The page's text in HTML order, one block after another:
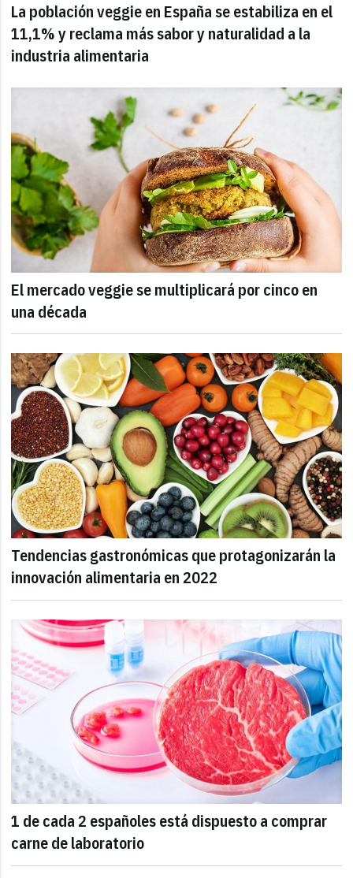
La población veggie en España se estabiliza en el
11,1% y reclama más sabor y naturalidad a la
industria alimentaria
El mercado veggie se multiplicará por cinco en
una década
Tendencias gastronómicas que protagonizarán la
innovación alimentaria en 2022
1 de cada 2 españoles está dispuesto a comprar
carne de laboratorio